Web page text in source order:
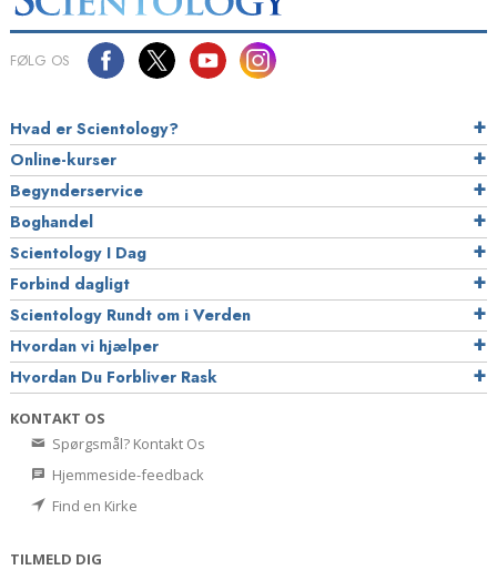
FØLG OS
Hvad er Scientology?
Online-kurser
Begynderservice
Boghandel
Scientology I Dag
Forbind dagligt
Scientology Rundt om i Verden
Hvordan vi hjælper
Hvordan Du Forbliver Rask
KONTAKT OS
Spørgsmål? Kontakt Os
Hjemmeside-feedback
Find en Kirke
TILMELD DIG